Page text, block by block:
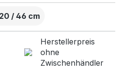
/ 46 cm
Herstellerpreis
ohne
Zwischenhändler